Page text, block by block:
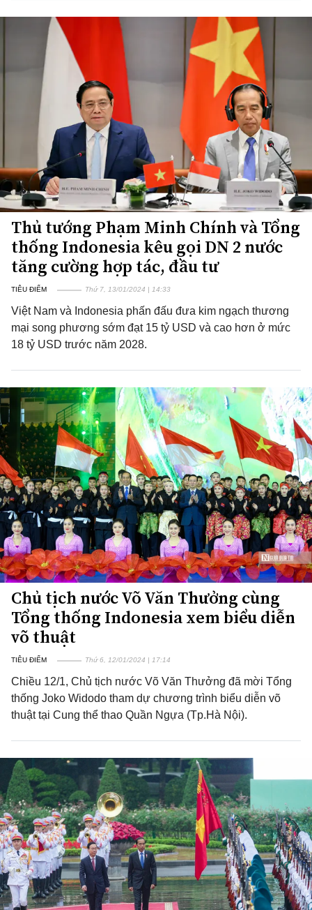
Thủ tướng Phạm Minh Chính và Tổng
thống Indonesia kêu gọi DN 2 nước
tăng cường hợp tác, đầu tư
TIÊU ĐIỂM Thứ 7, 13/01/2024 | 14:33
Việt Nam và Indonesia phấn đấu đưa kim ngạch thương
mại song phương sớm đạt 15 tỷ USD và cao hơn ở mức
18 tỷ USD trước năm 2028.
Chủ tịch nước Võ Văn Thưởng cùng
Tổng thống Indonesia xem biểu diễn
võ thuật
TIÊU ĐIỂM Thứ 6, 12/01/2024 | 17:14
Chiều 12/1, Chủ tịch nước Võ Văn Thưởng đã mời Tổng
thống Joko Widodo tham dự chương trình biểu diễn võ
thuật tại Cung thể thao Quần Ngựa (Tp.Hà Nội).